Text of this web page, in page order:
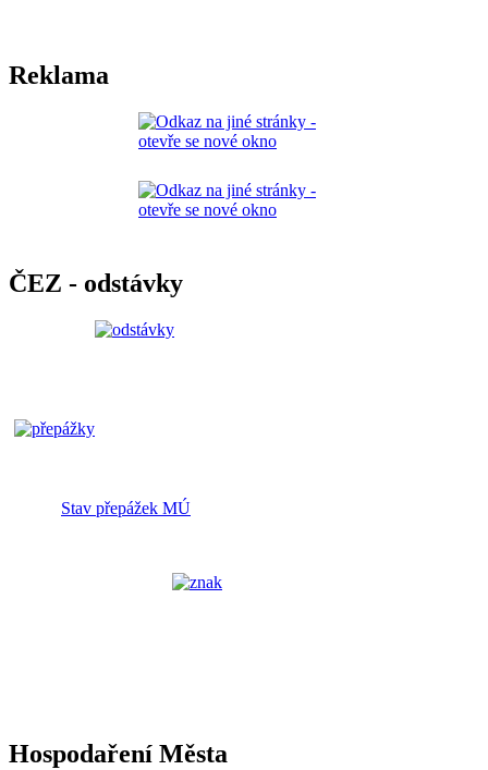
Reklama
ČEZ - odstávky
Stav přepážek MÚ
Hospodaření Města